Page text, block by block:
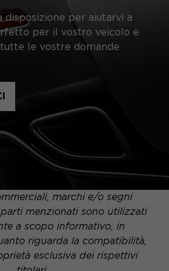
disposizione per aiutarvi a
per il vostro veicolo e
le vostre domande
marchi e/o segni
menzionati sono utilizzati
a scopo informativo, in
riguarda la compatibilità,
esclusiva dei rispettivi